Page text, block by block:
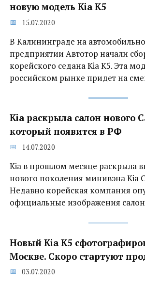
новую модель Kia K5
15.07.2020
В Калининграде на
предприятии Автотор начали
корейского седана Kia K5. Эта
российском рынке придет на
Kia раскрыла салон нового
который появится в РФ
14.07.2020
Kia в прошлом месяце раскрыла
нового поколения минивэна Kia
Недавно корейская компания
официальные изображения
Новый Kia K5
Москве. Скоро стартуют
03.07.2020